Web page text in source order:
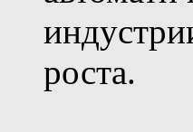
роста.